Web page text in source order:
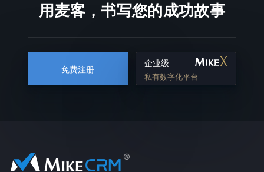
用麦客，书写您的成功故事
免费注册
企业级
私有数字化平台